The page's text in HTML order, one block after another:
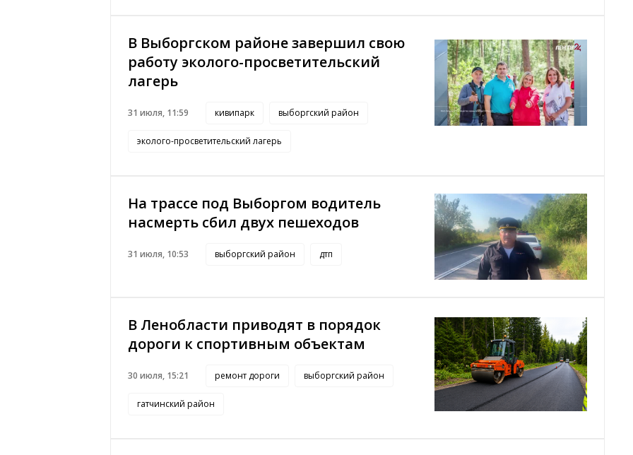
В Выборгском районе завершил свою
работу эколого-просветительский
лагерь
31 июля, 11:59 кивипарк выборгский район
эколого-просветительский лагерь
На трассе под Выборгом водитель
насмерть сбил двух пешеходов
31 июля, 10:53 выборгский район дтп
В Ленобласти приводят в порядок
дороги к спортивным объектам
30 июля, 15:21 ремонт дороги выборгский район
гатчинский район